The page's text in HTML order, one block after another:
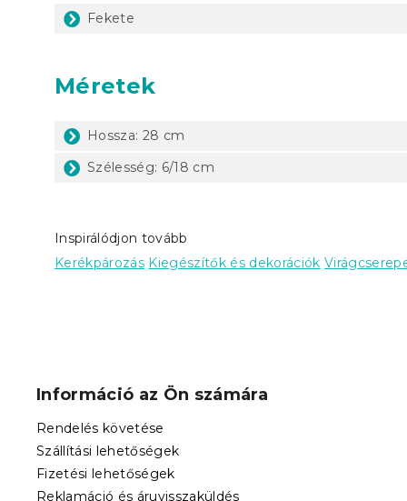
Fekete
Méretek
Hossza: 28 cm
Szélesség: 6/18 cm
Inspirálódjon tovább
Kerékpározás Kiegészítők és dekorációk
Információ az Ön számára
Rendelés követése
Szállítási lehetőségek
Fizetési lehetőségek
Reklamáció és áruvisszaküldés